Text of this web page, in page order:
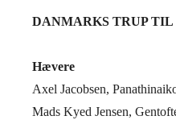
DANMARKS TRUP
Hævere
Axel Jacobsen,
Mads Kyed Jensen,